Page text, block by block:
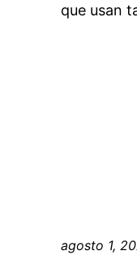
que usan
agosto 1,